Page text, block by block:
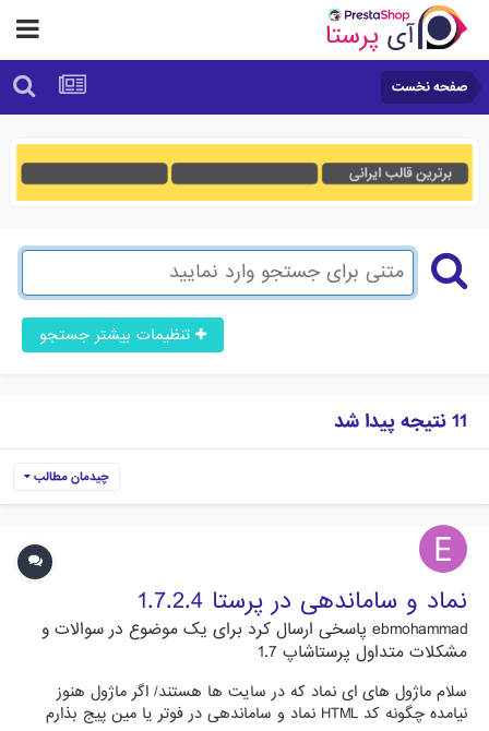
صفحه نخست
تنظیمات بیشتر جستجو
11 نتیجه پیدا شد
چیدمان مطالب
نماد و ساماندهی در پرستا 1.7.2.4
ebmohammad پاسخی ارسال کرد برای یک موضوع در سوالات و
مشکلات متداول پرستاشاپ 1.7
سلام ماژول های ای نماد که در سایت ها هستند/ اگر ماژول هنوز
نیامده چگونه کد HTML نماد و ساماندهی در فوتر یا مین پیج بذارم